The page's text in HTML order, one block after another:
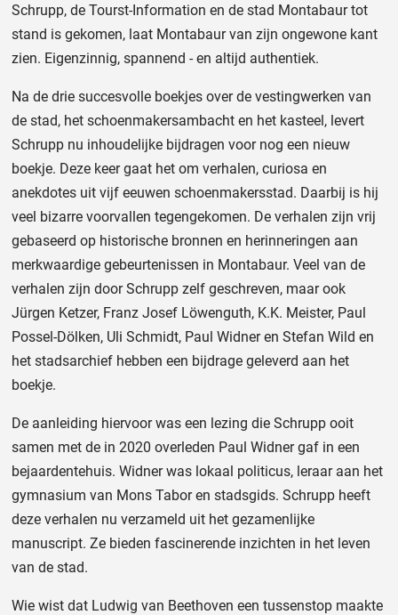
Schrupp, de Tourst-Information en de stad Montabaur tot
stand is gekomen, laat Montabaur van zijn ongewone kant
zien. Eigenzinnig, spannend - en altijd authentiek.
Na de drie succesvolle boekjes over de vestingwerken van
de stad, het schoenmakersambacht en het kasteel, levert
Schrupp nu inhoudelijke bijdragen voor nog een nieuw
boekje. Deze keer gaat het om verhalen, curiosa en
anekdotes uit vijf eeuwen schoenmakersstad. Daarbij is hij
veel bizarre voorvallen tegengekomen. De verhalen zijn vrij
gebaseerd op historische bronnen en herinneringen aan
merkwaardige gebeurtenissen in Montabaur. Veel van de
verhalen zijn door Schrupp zelf geschreven, maar ook
Jürgen Ketzer, Franz Josef Löwenguth, K.K. Meister, Paul
Possel-Dölken, Uli Schmidt, Paul Widner en Stefan Wild en
het stadsarchief hebben een bijdrage geleverd aan het
boekje.
De aanleiding hiervoor was een lezing die Schrupp ooit
samen met de in 2020 overleden Paul Widner gaf in een
bejaardentehuis. Widner was lokaal politicus, leraar aan het
gymnasium van Mons Tabor en stadsgids. Schrupp heeft
deze verhalen nu verzameld uit het gezamenlijke
manuscript. Ze bieden fascinerende inzichten in het leven
van de stad.
Wie wist dat Ludwig van Beethoven een tussenstop maakte